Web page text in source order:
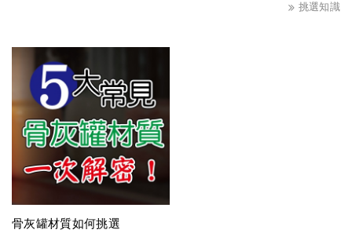
挑選知識
骨灰罐材質如何挑選